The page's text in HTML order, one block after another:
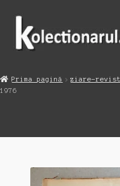
Sari
navigare
Sari
conținut
Contact
Prima pagină ziare-
1976